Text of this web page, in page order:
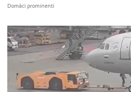
Domáci prominenti